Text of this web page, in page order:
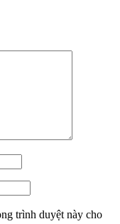
trình duyệt này cho